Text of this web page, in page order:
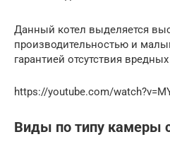
Данный котел выделяется
производительностью и
гарантией отсутствия
https://youtube.com/
Виды по типу камеры